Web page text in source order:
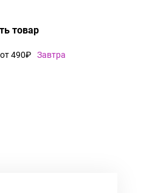
товар
490₽ Завтра